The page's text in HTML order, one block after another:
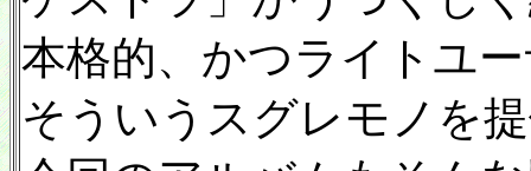
本格的、かつライトユ
そういうスグレモノを